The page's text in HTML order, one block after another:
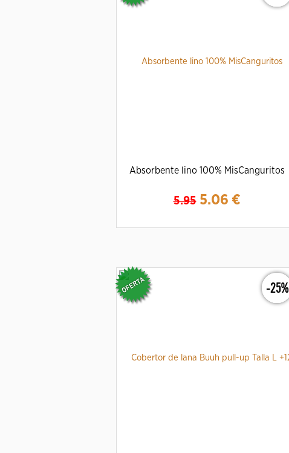
Absorbente lino 100% MisCanguritos
5.95 5.06 €
-25%